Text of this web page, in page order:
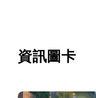
資訊圖卡